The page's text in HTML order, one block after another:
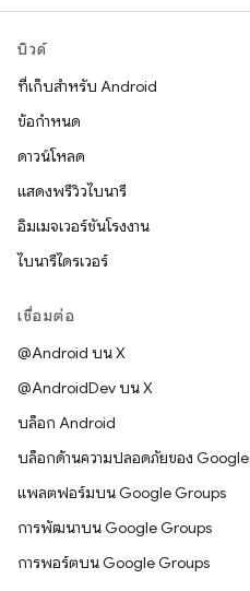
บิวด์
ที่เก็บสำหรับ Android
ข้อกำหนด
ดาวน์โหลด
แสดงพรีวิวไบนารี
อิมเมจเวอร์ชันโรงงาน
ไบนารีไดรเวอร์
เชื่อมต่อ
@Android บน X
@AndroidDev บน X
บล็อก Android
บล็อกด้านความปลอดภัยของ Google
แพลตฟอร์มบน Google Groups
การพัฒนาบน Google Groups
การพอร์ตบน Google Groups